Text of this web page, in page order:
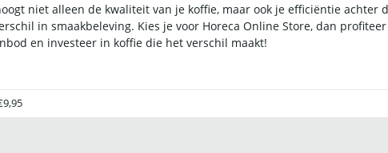
niet alleen de kwaliteit van je koffie, maar ook je efficiëntie achter
in smaakbeleving. Kies je voor Horeca Online Store, dan
en investeer in koffie die het verschil maakt!